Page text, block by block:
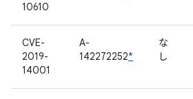
10610
CVE-
2019-
14001
A-
142272252*
な
し